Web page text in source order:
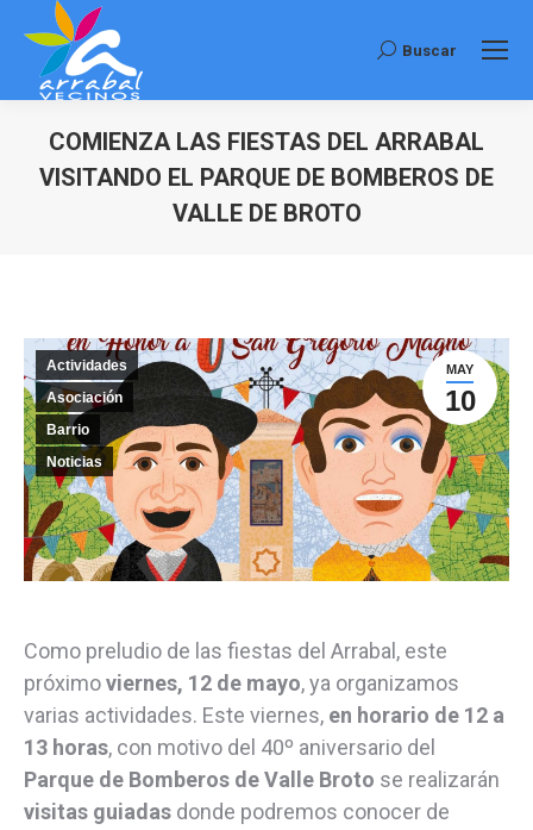
Buscar:
Buscar
COMIENZA LAS FIESTAS DEL ARRABAL
VISITANDO EL PARQUE DE BOMBEROS DE
VALLE DE BROTO
MAY
10
Actividades
Asociación
Barrio
Noticias
Como preludio de las fiestas del Arrabal, este
próximoviernes, 12 de mayo, ya organizamos
varias actividades. Este viernes, en horario de 12 a
13 horas, con motivo del 40º aniversario del
Parque de Bomberos de Valle Broto se realizarán
visitas guiadas donde podremos conocer de